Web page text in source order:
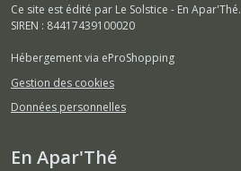
Ce site est édité par Le Solstice - En Apar'Thé.
SIREN : 84417439100020
Hébergement via eProShopping
Gestion des cookies
Données personnelles
En Apar'Thé